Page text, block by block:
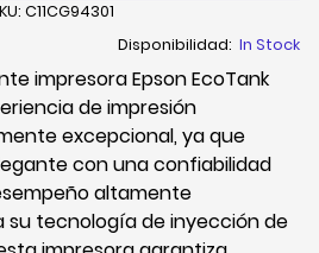
C11CG94301
Disponibilidad: In Stock
impresora Epson EcoTank
de impresión
excepcional, ya que
con una confiabilidad
altamente
su tecnología de inyección de